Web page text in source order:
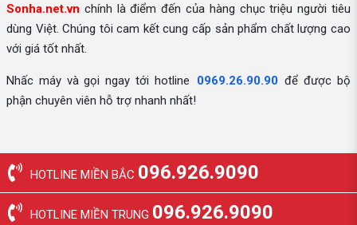
Sonha.net.vn chính là điểm đến của hàng chục triệu người tiêu
dùng Việt. Chúng tôi cam kết cung cấp sản phẩm chất lượng cao
với giá tốt nhất.
Nhấc máy và gọi ngay tới hotline 0969.26.90.90 để được bộ
phận chuyên viên hỗ trợ nhanh nhất!
HOTLINE MIỀN BẮC 096.926.9090
HOTLINE MIỀN TRUNG 096.926.9090